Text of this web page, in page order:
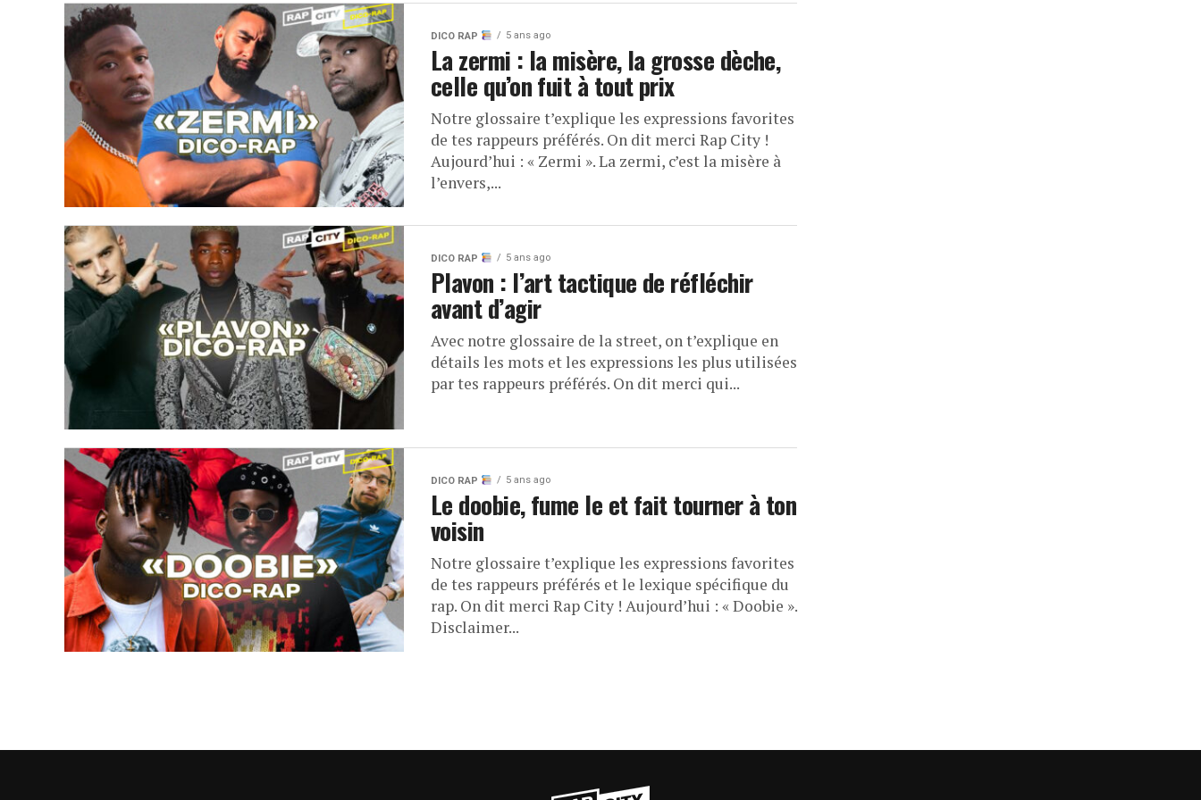
DICO RAP 5 ans ago
La zermi : la misère, la grosse dèche,
celle qu’on fuit à tout prix
Notre glossaire t’explique les expressions favorites
de tes rappeurs préférés. On dit merci Rap City !
Aujourd’hui : « Zermi ». La zermi, c’est la misère à
l’envers,...
DICO RAP 5 ans ago
Plavon : l’art tactique de réfléchir
avant d’agir
Avec notre glossaire de la street, on t’explique en
détails les mots et les expressions les plus utilisées
par tes rappeurs préférés. On dit merci qui...
DICO RAP 5 ans ago
Le doobie, fume le et fait tourner à ton
voisin
Notre glossaire t’explique les expressions favorites
de tes rappeurs préférés et le lexique spécifique du
rap. On dit merci Rap City ! Aujourd’hui : « Doobie ».
Disclaimer...